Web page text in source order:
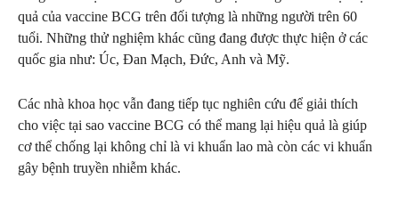
quả của vaccine BCG trên đối tượng là những người trên 60
tuổi. Những thử nghiệm khác cũng đang được thực hiện ở các
quốc gia như: Úc, Đan Mạch, Đức, Anh và Mỹ.
Các nhà khoa học vẫn đang tiếp tục nghiên cứu để giải thích
cho việc tại sao vaccine BCG có thể mang lại hiệu quả là giúp
cơ thể chống lại không chỉ là vi khuẩn lao mà còn các vi khuẩn
gây bệnh truyền nhiễm khác.